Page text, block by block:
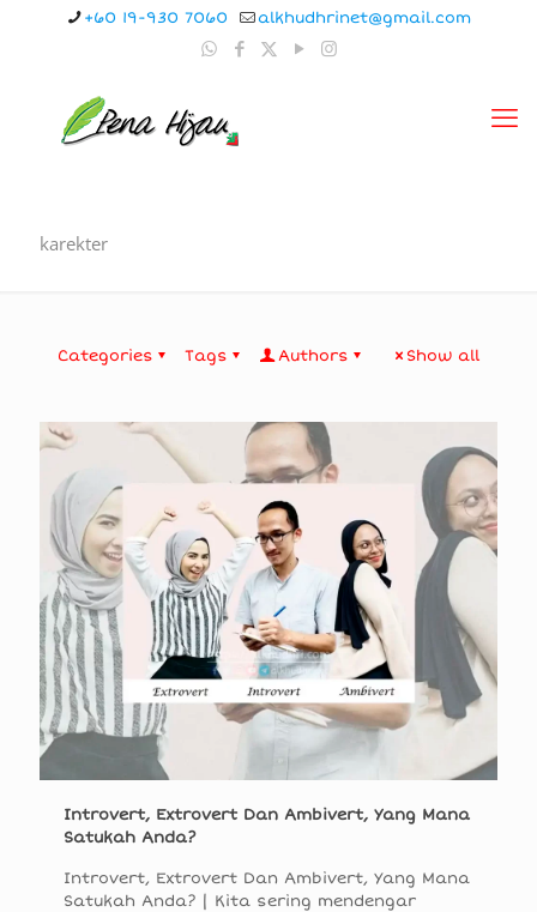
+60 19-930 7060 alkhudhrinet@gmail.com
karekter
Categories Tags Authors Show all
Introvert, Extrovert Dan Ambivert, Yang Mana
Satukah Anda?
Introvert, Extrovert Dan Ambivert, Yang Mana
Satukah Anda? | Kita sering mendengar